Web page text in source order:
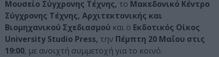
Μουσείο Σύγχρονης Τέχνης, το Μακεδονικό Κέντρο
Σύγχρονης Τέχνης, Αρχιτεκτονικής και
Βιομηχανικού Σχεδιασμού και ο Εκδοτικός Οίκος
University Studio Press, την Πέμπτη 20 Μαΐου στις
19:00, με ανοιχτή συμμετοχή για το κοινό.